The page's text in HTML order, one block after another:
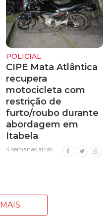
POLICIAL
CIPE Mata Atlântica
recupera
motocicleta com
restrição de
furto/roubo durante
abordagem em
Itabela
4 semanas atrás